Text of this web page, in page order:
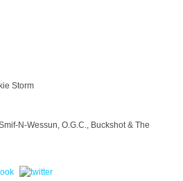
Storm
N-Wessun, O.G.C., Buckshot & The